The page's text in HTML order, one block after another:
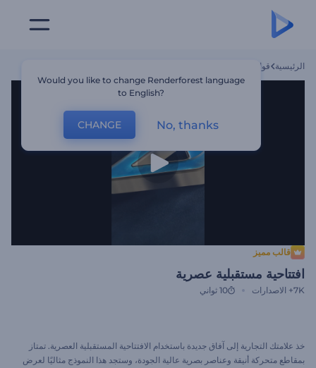
الرئيسية قوالب
قالب مميز
افتتاحية مستقبلية عصرية
7K+ الاصدارات 10 ثواني
خذ علامتك التجارية إلى آفاق جديدة باستخدام الافتتاحية المستقبلية العصرية. تمتاز
بمقاطع متحركة أنيقة وعناصر بصرية عالية الجودة، وستجد هذا النموذج مثاليًا لعرض
Would you like to change Renderforest language
to English?
CHANGE No, thanks